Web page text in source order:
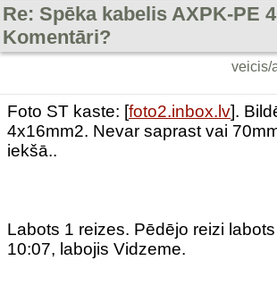
Re: Spēka kabelis AXPK-PE
Komentāri?
veicis/
Foto ST kaste: [foto2.inbox.lv].
4x16mm2. Nevar saprast vai
iekšā..
Labots 1 reizes. Pēdējo reizi
10:07, labojis Vidzeme.